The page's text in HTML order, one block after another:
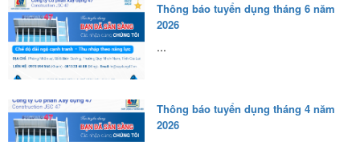
Thông báo tuyển dụng tháng 6 năm
2026
...
Thông báo tuyển dụng tháng 4 năm
2026